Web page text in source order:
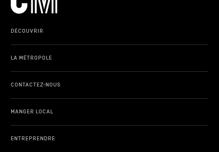
DÉCOUVRIR
LA MÉTROPOLE
CONTACTEZ-NOUS
MANGER LOCAL
ENTREPRENDRE